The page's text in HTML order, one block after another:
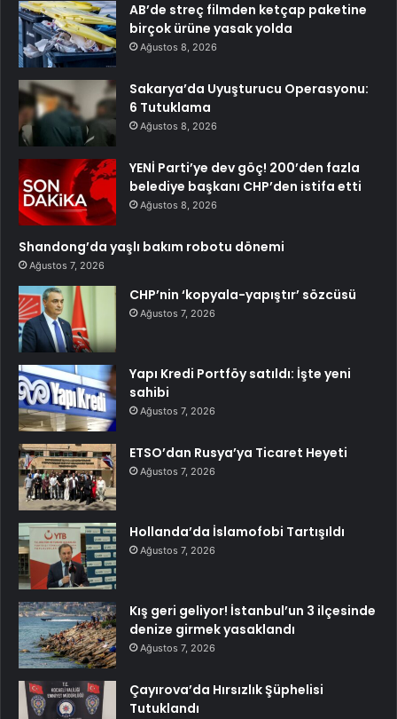
AB’de streç filmden ketçap paketine
birçok ürüne yasak yolda
Ağustos 8, 2026
Sakarya’da Uyuşturucu Operasyonu:
6 Tutuklama
Ağustos 8, 2026
YENİ Parti’ye dev göç! 200’den fazla
belediye başkanı CHP’den istifa etti
Ağustos 8, 2026
Shandong’da yaşlı bakım robotu dönemi
Ağustos 7, 2026
CHP’nin ‘kopyala-yapıştır’ sözcüsü
Ağustos 7, 2026
Yapı Kredi Portföy satıldı: İşte yeni
sahibi
Ağustos 7, 2026
ETSO’dan Rusya’ya Ticaret Heyeti
Ağustos 7, 2026
Hollanda’da İslamofobi Tartışıldı
Ağustos 7, 2026
Kış geri geliyor! İstanbul’un 3 ilçesinde
denize girmek yasaklandı
Ağustos 7, 2026
Çayırova’da Hırsızlık Şüphelisi
Tutuklandı